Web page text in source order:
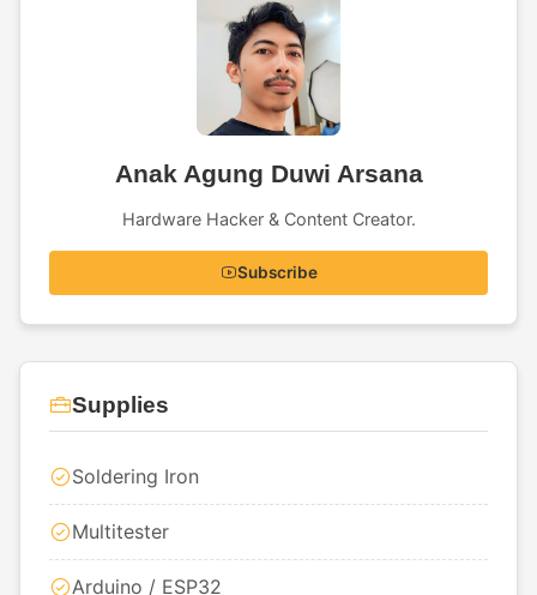
Anak Agung Duwi Arsana
Hardware Hacker & Content Creator.
Subscribe
Supplies
Soldering Iron
Multitester
Arduino / ESP32